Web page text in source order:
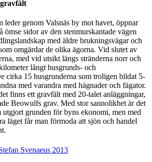
leder genom Valsnäs by mot havet, öppnar
ömse sidor av den stenmurskantade vägen
med äldre brukningsvägar och
omgärdar de olika ägorna. Vid slutet av
med vid utsikt längs stränderna norr och
långt husgrunds- och
cirka 15 husgrunderna som troligen bildat 5-
med varandra med hägnader och fägator.
finns ett gravfält med 20-talet anläggningar,
Beowulfs grav. Med stor sannolikhet är det
utgjort grunden för byns ekonomi, men med
läget får man förmoda att sjön och handel